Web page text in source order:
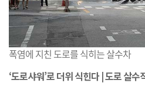
폭염에 지친 도로를 식히는 살수차
‘도로샤워’로 더위 식힌다 | 도로 살수